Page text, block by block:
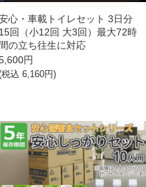
心・車載トイレセット 3日分
15回（小12回 大3回）最大72時
間の立ち往生に対応
円
税込6,160円)